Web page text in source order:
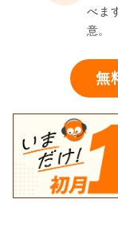
べま
意。
無